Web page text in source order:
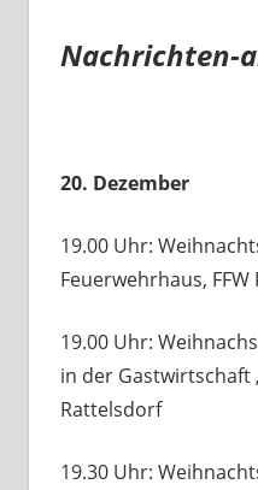
Nachrichten-
20. Dezember
19.00 Uhr:
Feuerwehrhaus,
19.00 Uhr:
in der Gastwirtschaft
Rattelsdorf
19.30 Uhr: